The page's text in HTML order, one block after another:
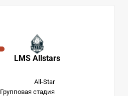
LMS Allstars
All-Star
Групповая стадия